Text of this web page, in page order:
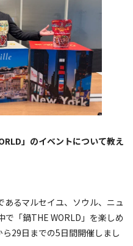
」のイベントについて教え
るマルセイユ、ソウル、ニュ
「鍋THE WORLD」を楽しめ
29日までの5日間開催しまし